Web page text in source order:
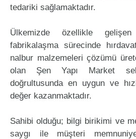
tedariki sağlamaktadır.
Ülkemizde özellikle
fabrikalaşma sürecinde
nalbur malzemeleri çözümü
olan Şen Yapı Market
doğrultusunda en uygun ve
değer kazanmaktadır.
Sahibi olduğu; bilgi birikimi ve
saygı ile müşteri